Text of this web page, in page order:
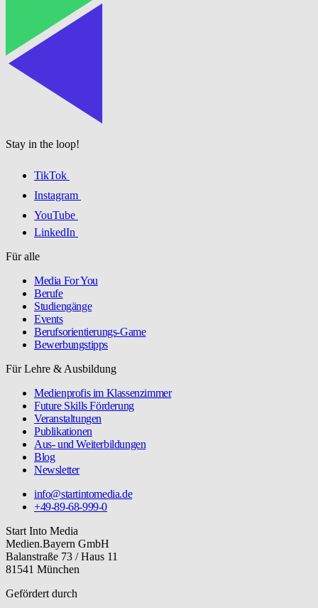
Stay in the loop!
TikTok
Instagram
YouTube
LinkedIn
Für alle
Media For You
Berufe
Studiengänge
Events
Berufsorientierungs-Game
Bewerbungstipps
Für Lehre & Ausbildung
Medienprofis im Klassenzimmer
Future Skills Förderung
Veranstaltungen
Publikationen
Aus- und Weiterbildungen
Blog
Newsletter
info@startintomedia.de
+49-89-68-999-0
Start Into Media
Medien.Bayern GmbH
Balanstraße 73 / Haus 11
81541 München
Gefördert durch